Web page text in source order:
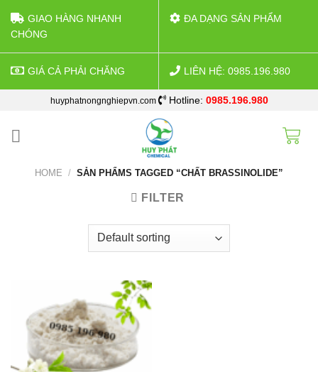
GIAO HÀNG NHANH
CHÓNG
ĐA DẠNG SẢN PHẨM
GIÁ CẢ PHẢI CHĂNG LIÊN HỆ: 0985.196.980
content
huyphatnongnghiepvn.com Hotline: 0985.196.980
HOME / SẢN PHẨMS TAGGED “CHẤT BRASSINOLIDE”
FILTER